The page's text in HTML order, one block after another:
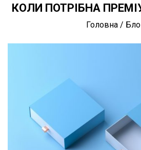
КОЛИ ПОТРІБНА
Головна/